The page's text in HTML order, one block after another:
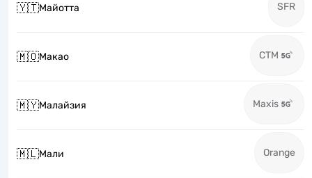
🇾🇹Майотта SFR
🇲🇴Макао CTM
🇲🇾Малайзия Maxis
🇲🇱Мали Orange